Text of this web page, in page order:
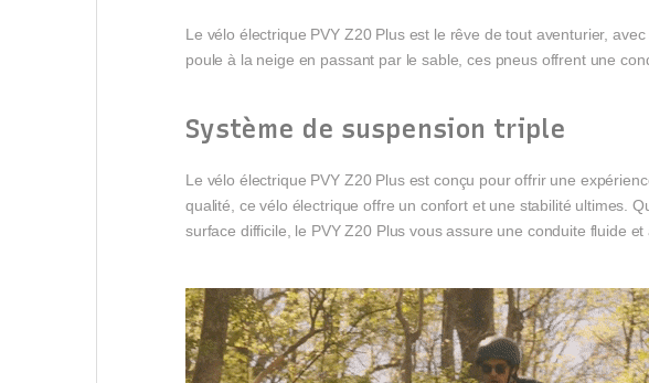
Le vélo électrique PVY Z20 Plus est le rêve de tout aventurier,
poule à la neige en passant par le sable, ces pneus offrent une
Système de suspension triple
Le vélo électrique PVY Z20 Plus est conçu pour offrir une
qualité, ce vélo électrique offre un confort et une stabilité ultimes.
surface difficile, le PVY Z20 Plus vous assure une conduite fluide et